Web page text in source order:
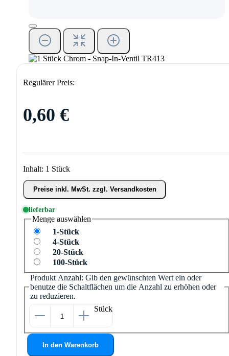
Regulärer Preis:
0,60 €
Inhalt: 1 Stück
Preise inkl. MwSt. zzgl. Versandkosten
lieferbar
Menge auswählen
1-Stück
4-Stück
20-Stück
100-Stück
Produkt Anzahl: Gib den gewünschten Wert ein oder
benutze die Schaltflächen um die Anzahl zu erhöhen oder
zu reduzieren.
Stück
In den Warenkorb